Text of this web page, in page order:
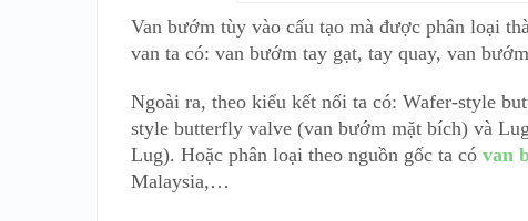
Van bướm tùy vào cấu tạo mà được phân loại
van ta có: van bướm tay gạt, tay quay, van
Ngoài ra, theo kiểu kết nối ta có: Wafer-style
style butterfly valve (van bướm mặt bích) và
Lug). Hoặc phân loại theo nguồn gốc ta có van
Malaysia,…